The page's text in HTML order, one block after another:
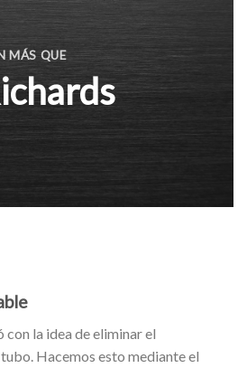
MÁS QUE
con la idea de eliminar el
Hacemos esto mediante el